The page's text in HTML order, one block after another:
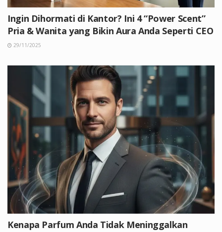
Ingin Dihormati di Kantor? Ini 4 “Power Scent”
Pria & Wanita yang Bikin Aura Anda Seperti CEO
29/11/2025
Kenapa Parfum Anda Tidak Meninggalkan